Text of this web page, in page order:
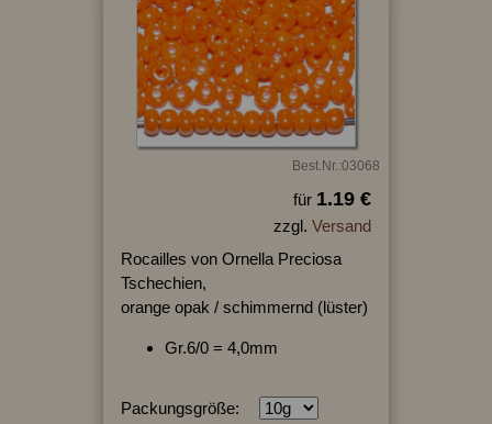
Best.Nr.:03068
für 1.19 €
zzgl. Versand
Rocailles von Ornella Preciosa
Tschechien,
orange opak / schimmernd (lüster)
Gr.6/0 = 4,0mm
Packungsgröße: